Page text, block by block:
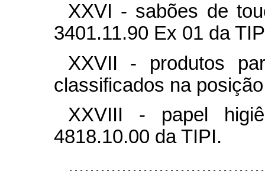
XXVI - sabões de
3401.11.90 Ex 01 da
XXVII - produtos
classificados na
XXVIII - papel
4818.10.00 da TIPI.